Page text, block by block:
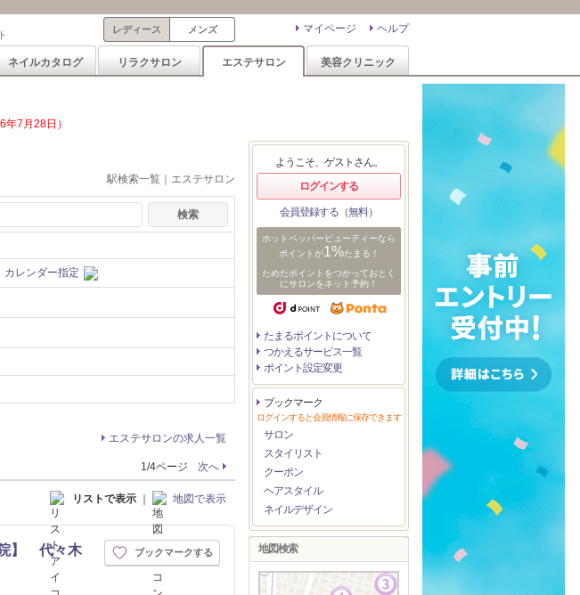
ヘルプ
マイページ
レディース メンズ
ネイルカタログ リラクサロン エステサロン 美容クリニック
7月28日）
駅検索一覧｜エステサロン
カレンダー指定
エステサロンの求人一覧
1/4ページ 次へ
リストで表示 ｜ 地図で表示
】 代々木
ブックマークする
ようこそ、ゲストさん。
ログインする
会員登録する（無料）
ホットペッパービューティーなら
ポイントが1%たまる！
ためたポイントをつかっておとく
にサロンをネット予約！
たまるポイントについて
つかえるサービス一覧
ポイント設定変更
ブックマーク
ログインすると会員情報に保存できます
サロン
スタイリスト
クーポン
ヘアスタイル
ネイルデザイン
地図検索